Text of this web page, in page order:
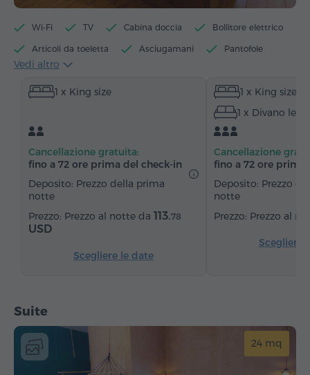
Wi-Fi TV Cabina doccia Bollitore elettrico
Articoli da toeletta Asciugamani Pantofole
Asciugacapelli
Armadio/Guardaroba Tavolo
Servizio sveglia
Canali satellitari Pavimenti in parquet
Frigorifero Acqua in bottiglia Tè/Caffè
Vedi altro
1 x King size
Cancellazione gratuita:
fino a 72 ore prima del check‑in
Deposito: Prezzo della prima
notte
Prezzo al notte da 113.78
USD
Scegliere le date
1 x King size
1 x Divano letto
Cancellazione
fino a 72 ore prima
Deposito: Prezzo
notte
Prezzo al
Scegliere
Suite
24 mq